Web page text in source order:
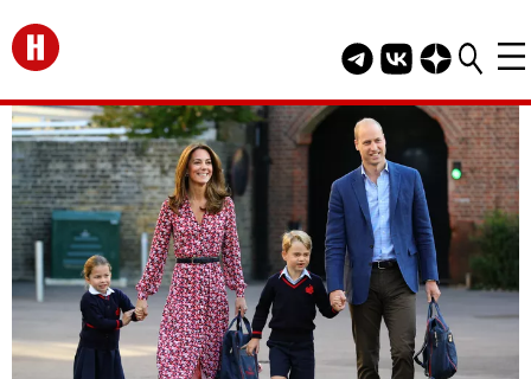
Перейти на главную
Telegram канал
Группа HELLO
Канал